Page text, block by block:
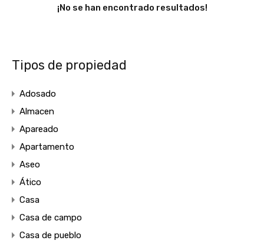
¡No se han encontrado resultados!
Tipos de propiedad
Adosado
Almacen
Apareado
Apartamento
Aseo
Ático
Casa
Casa de campo
Casa de pueblo